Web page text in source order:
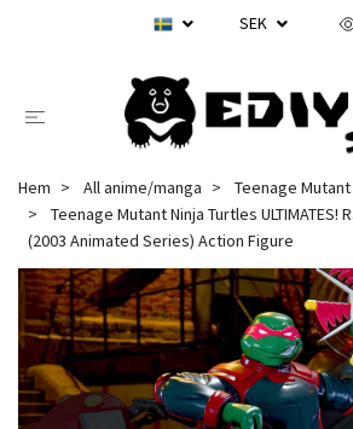
SEK
Hem All anime/manga
Teenage
Teenage Mutant Ninja Turtles ULTIMATES!
(2003 Animated Series) Action Figure